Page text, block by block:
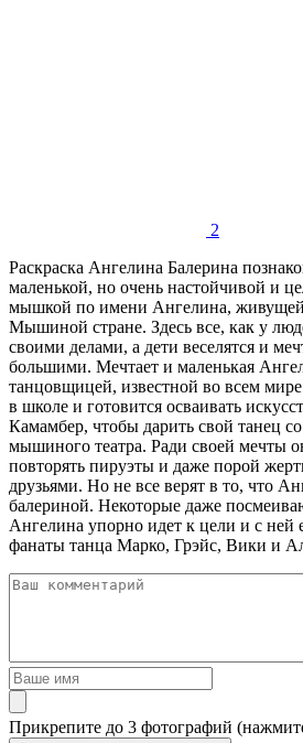
2
Раскраска Ангелина Балерина
маленькой, но очень настойчивой и
мышкой по имени Ангелина, живущей
Мышиной стране. Здесь все, как у
своими делами, а дети веселятся и
большими. Мечтает и маленькая
танцовщицей, известной во всем
в школе и готовится осваивать
Камамбер, чтобы дарить свой танец
мышиного театра. Ради своей мечты
повторять пируэты и даже порой
друзьями. Но не все верят в то, что
балериной. Некоторые даже
Ангелина упорно идет к цели и с ней
фанаты танца Марко, Грэйс, Вики и
Прикрепите до 3 фотографий